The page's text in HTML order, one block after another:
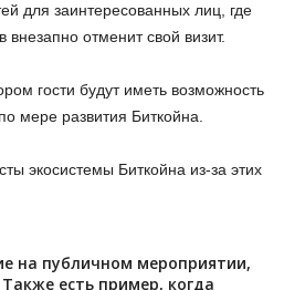
для заинтересованных лиц, где
внезапно отменит свой визит.
гости будут иметь возможность
мере развития Биткойна.
экосистемы Биткойна из-за этих
на публичном мероприятии,
есть пример, когда